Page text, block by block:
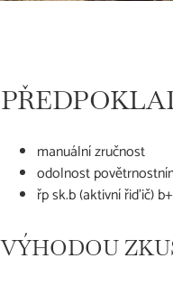
manuální zručnost
odolnost
řp sk.b (aktivní řiďič)
VÝHODOU